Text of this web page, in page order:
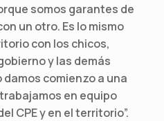
somos garantes de
un otro. Es lo mismo
con los chicos,
y las demás
comienzo a una
en equipo
CPE y en el territorio”.